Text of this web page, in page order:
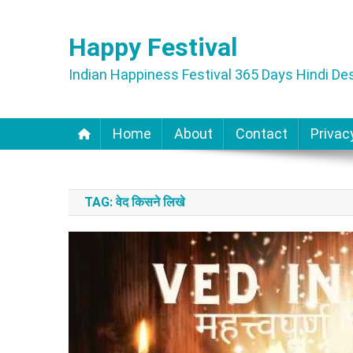
Happy Festival
Indian Happiness Festival 365 Days Hindi
Home About Contact
TAG:वेद किसने लिखे